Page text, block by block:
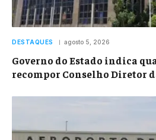
DESTAQUES agosto 5, 2026
Governo do Estado indica
recompor Conselho Diretor